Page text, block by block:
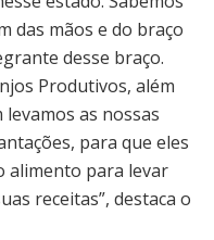
das mãos e do braço
desse braço.
Produtivos, além
as nossas
para que eles
alimento para levar
receitas”, destaca o